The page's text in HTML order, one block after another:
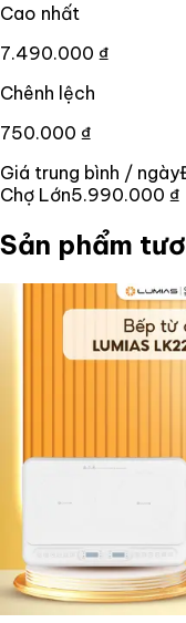
Cao nhất
7.490.000 ₫
Chênh lệch
750.000 ₫
Giá trung bình / ngày
Chợ Lớn5.990.000 ₫
Sản phẩm